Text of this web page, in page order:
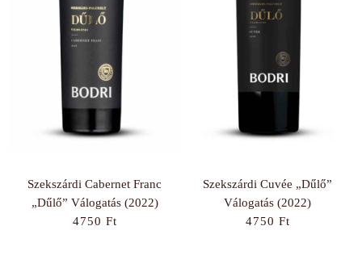
Szekszárdi Cabernet Franc
„Dűlő” Válogatás (2022)
4750 Ft
Szekszárdi Cuvée „Dűlő”
Válogatás (2022)
4750 Ft